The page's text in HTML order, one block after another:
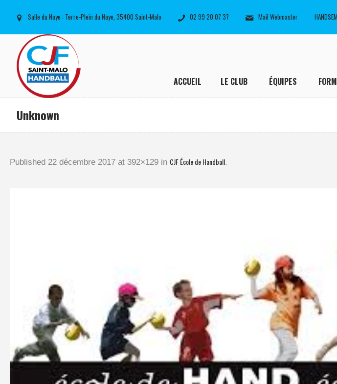
Salle du Naye : Terre-Plein du Naye, 35400 Saint-Malo 02 99 20 07 37 Mail Webmaster
ACCUEIL LE CLUB ÉQUIPES
Unknown
Published 22 décembre 2017 at 392×129 in CJF École de Handball.